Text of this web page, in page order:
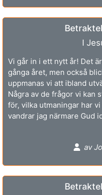
I
Vi går in i ett nytt år! Det
gånga året, men också
uppmanas vi att ibland
Några av de frågor vi kan
för, vilka utmaningar har
vandrar jag närmare Gud
av